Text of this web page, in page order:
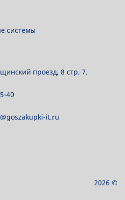
системы
проезд, 8 стр. 7.
40
it.ru
2026 ©